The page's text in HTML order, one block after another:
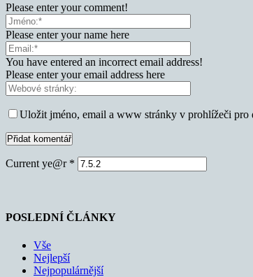
Please enter your comment!
Please enter your name here
You have entered an incorrect email address!
Please enter your email address here
Uložit jméno, email a www stránky v prohlížeči pro
Current ye@r *
POSLEDNÍ ČLÁNKY
Vše
Nejlepší
Nejpopulárnější